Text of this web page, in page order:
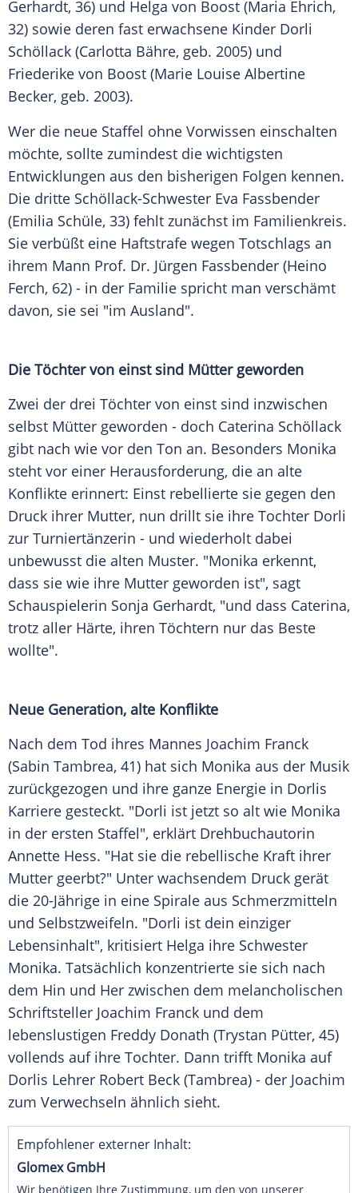
Gerhardt, 36) und Helga von Boost (Maria Ehrich,
32) sowie deren fast erwachsene Kinder Dorli
Schöllack (Carlotta Bähre, geb. 2005) und
Friederike von Boost (Marie Louise Albertine
Becker, geb. 2003).
Wer die neue Staffel ohne Vorwissen einschalten
möchte, sollte zumindest die wichtigsten
Entwicklungen aus den bisherigen Folgen kennen.
Die dritte Schöllack-Schwester Eva Fassbender
(Emilia Schüle, 33) fehlt zunächst im Familienkreis.
Sie verbüßt eine Haftstrafe wegen Totschlags an
ihrem Mann Prof. Dr. Jürgen Fassbender (Heino
Ferch, 62) - in der Familie spricht man verschämt
davon, sie sei "im Ausland".
Die Töchter von einst sind Mütter geworden
Zwei der drei Töchter von einst sind inzwischen
selbst Mütter geworden - doch Caterina Schöllack
gibt nach wie vor den Ton an. Besonders Monika
steht vor einer Herausforderung, die an alte
Konflikte erinnert: Einst rebellierte sie gegen den
Druck ihrer Mutter, nun drillt sie ihre Tochter Dorli
zur Turniertänzerin - und wiederholt dabei
unbewusst die alten Muster. "Monika erkennt,
dass sie wie ihre Mutter geworden ist", sagt
Schauspielerin Sonja Gerhardt, "und dass Caterina,
trotz aller Härte, ihren Töchtern nur das Beste
wollte".
Neue Generation, alte Konflikte
Nach dem Tod ihres Mannes Joachim Franck
(Sabin Tambrea, 41) hat sich Monika aus der Musik
zurückgezogen und ihre ganze Energie in Dorlis
Karriere gesteckt. "Dorli ist jetzt so alt wie Monika
in der ersten Staffel", erklärt Drehbuchautorin
Annette Hess. "Hat sie die rebellische Kraft ihrer
Mutter geerbt?" Unter wachsendem Druck gerät
die 20-Jährige in eine Spirale aus Schmerzmitteln
und Selbstzweifeln. "Dorli ist dein einziger
Lebensinhalt", kritisiert Helga ihre Schwester
Monika. Tatsächlich konzentrierte sie sich nach
dem Hin und Her zwischen dem melancholischen
Schriftsteller Joachim Franck und dem
lebenslustigen Freddy Donath (Trystan Pütter, 45)
vollends auf ihre Tochter. Dann trifft Monika auf
Dorlis Lehrer Robert Beck (Tambrea) - der Joachim
zum Verwechseln ähnlich sieht.
Empfohlener externer Inhalt:
Glomex GmbH
Wir benötigen Ihre Zustimmung, um den von unserer